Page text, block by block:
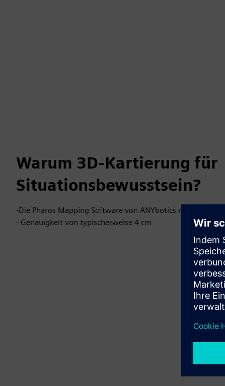
Warum 3D-Kartierung für
Situationsbewusstsein?
-Die Pharos Mapping Software von ANYbotics nutzt
- Genauigkeit von typischerweise 4 cm